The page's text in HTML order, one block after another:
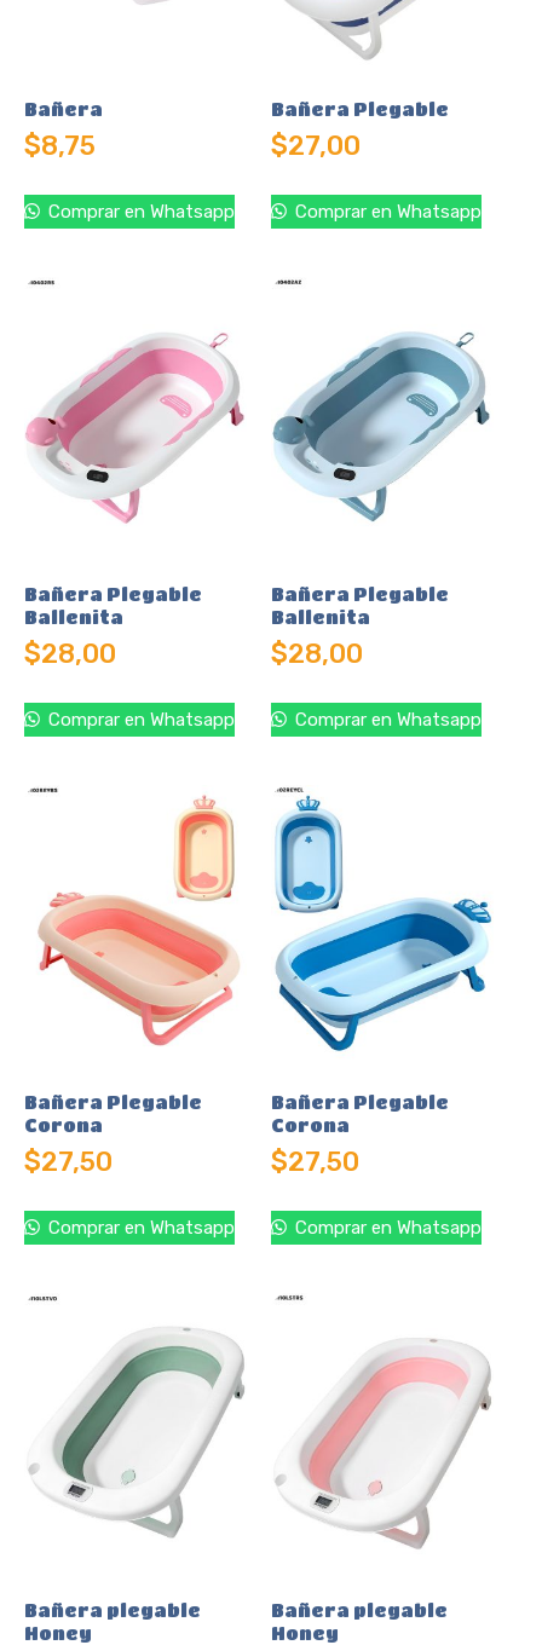
Bañera
$8,75
Comprar en Whatsapp
Bañera Plegable
$27,00
Comprar en Whatsapp
Bañera Plegable
Ballenita
$28,00
Comprar en Whatsapp
Bañera Plegable
Ballenita
$28,00
Comprar en Whatsapp
Bañera Plegable
Corona
$27,50
Comprar en Whatsapp
Bañera Plegable
Corona
$27,50
Comprar en Whatsapp
Bañera plegable
Honey
Bañera plegable
Honey